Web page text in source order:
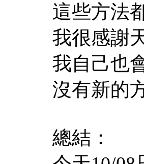
這些方法
我很感謝
我自己也
沒有新的
總結：